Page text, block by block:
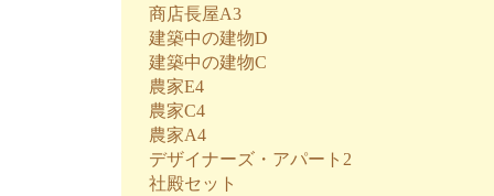
商店長屋A3
建築中の建物D
建築中の建物C
農家E4
農家C4
農家A4
デザイナーズ・アパート2
社殿セット